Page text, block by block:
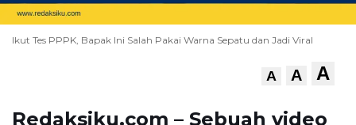
Ikut Tes PPPK, Bapak Ini Salah Pakai Warna Sepatu dan Jadi Viral
A A A
Redaksiku.com – Sebuah video